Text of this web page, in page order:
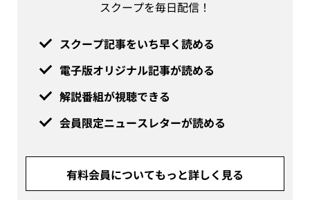
スクープを毎日配信！
スクープ記事をいち早く読める
電子版オリジナル記事が読める
解説番組が視聴できる
会員限定ニュースレターが読める
有料会員についてもっと詳しく見る